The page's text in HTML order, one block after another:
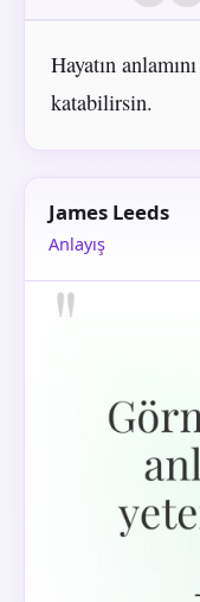
Hayatın
katabilirsin.
James Leeds
Anlayış